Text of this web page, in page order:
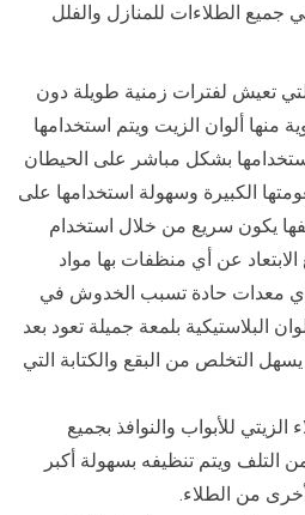
جميع الطلاءات للمنازل والفلل
تعيش لفترات زمنية طويلة دون
منها ألوان الزيت ويتم استخدامها
بشكل مباشر على الحيطان
الكبيرة وسهولة استخدامها على
يكون سريع من خلال استخدام
عن أي منظفات بها مواد
أي معدات حادة تسبب الخدوش في
البلاستيكية بلمعة جميلة تعود بعد
التخلص من البقع والكتابة التي
الزيتي للأبواب والنوافذ بجميع
التلف ويتم تنظيفه بسهولة أكبر
من الطلاء.